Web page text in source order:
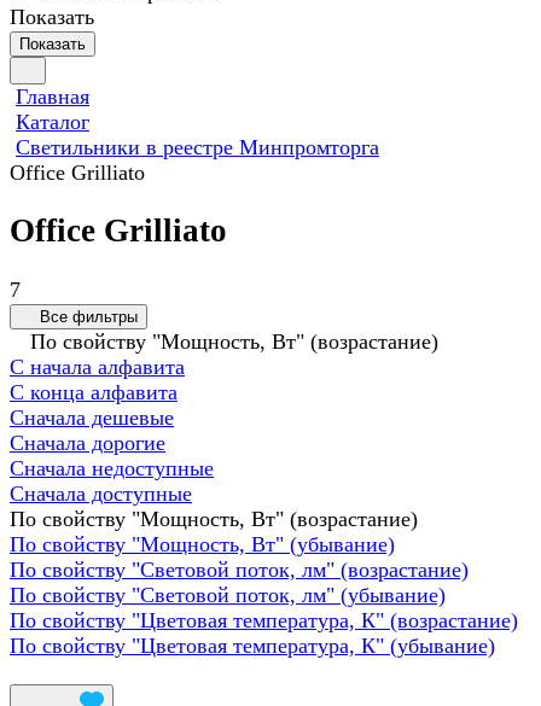
Показать
Показать
Главная
Каталог
Светильники в реестре Минпромторга
Office Grilliato
Office Grilliato
7
Все фильтры
По свойству "Мощность, Вт" (возрастание)
С начала алфавита
С конца алфавита
Сначала дешевые
Сначала дорогие
Сначала недоступные
Сначала доступные
По свойству "Мощность, Вт" (возрастание)
По свойству "Мощность, Вт" (убывание)
По свойству "Световой поток, лм" (возрастание)
По свойству "Световой поток, лм" (убывание)
По свойству "Цветовая температура, К" (возрастание)
По свойству "Цветовая температура, К" (убывание)